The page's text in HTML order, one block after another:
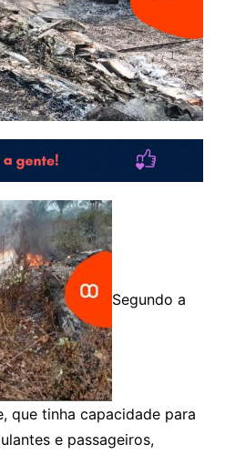
Segundo a
que tinha capacidade para
e passageiros,